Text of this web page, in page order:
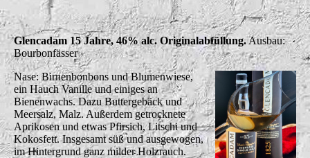
Glencadam 15 Jahre, 46% alc. Originalabfüllung.Ausbau:
Bourbonfässer
Nase: Birnenbonbons und Blumenwiese,
ein Hauch Vanille und einiges an
Bienenwachs. Dazu Buttergebäck und
Meersalz, Malz. Außerdem getrocknete
Aprikosen und etwas Pfirsich, Litschi und
Kokosfett. Insgesamt süß und ausgewogen,
im Hintergrund ganz milder Holzrauch.